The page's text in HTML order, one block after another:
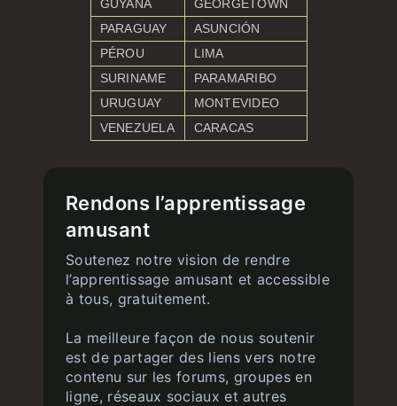
GUYANA
GEORGETOWN
PARAGUAY
ASUNCIÓN
PÉROU
LIMA
SURINAME
PARAMARIBO
URUGUAY
MONTEVIDEO
VENEZUELA
CARACAS
Rendons l’apprentissage
amusant
Soutenez notre vision de rendre
l’apprentissage amusant et accessible
à tous, gratuitement.
La meilleure façon de nous soutenir
est de partager des liens vers notre
contenu sur les forums, groupes en
ligne, réseaux sociaux et autres